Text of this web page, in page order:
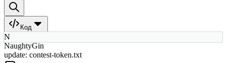
Код
N
NaughtyGin
update: contest-token.txt